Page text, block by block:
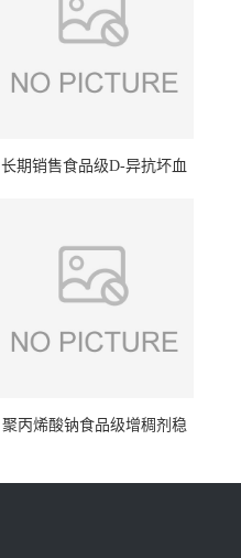
长期销售食品级D-异抗坏血
聚丙烯酸钠食品级增稠剂稳